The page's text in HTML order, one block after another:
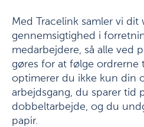
Med Tracelink samler vi
gennemsigtighed i
medarbejdere, så alle ved
gøres for at følge ordrerne
optimerer du ikke kun din
arbejdsgang, du sparer tid
dobbeltarbejde, og du
papir.